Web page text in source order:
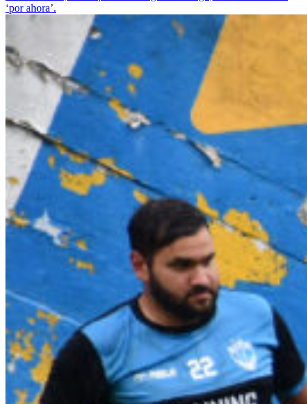
‘por ahora’.